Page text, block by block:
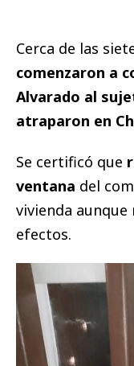
Cerca de las
comenzaron a
Alvarado al
atraparon en
Se certificó que
ventana del
vivienda
efectos.